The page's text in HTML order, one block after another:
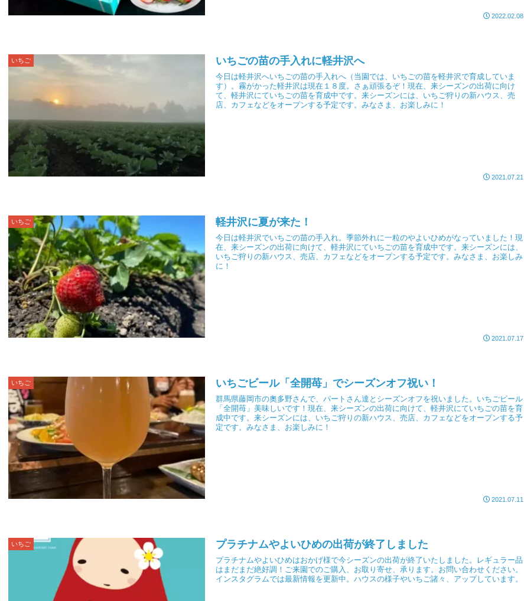
2022.02.08
いちご いちごの苗の手入れに軽井沢へ
今日は軽井沢へいちごの苗の手入れへ（当園では、いちごの苗を軽井沢で育成していま
す）。霧がかった軽井沢は現在１８度。さぁ頑張るぞ！現在、来シーズンの出荷に向け
て、軽井沢にていちごの苗を育成中です。来シーズンには、いちご狩りの新ハウス、売
店、カフェなどをオープンする予定です。みなさま、お楽しみに！
2021.07.21
いちご 軽井沢に夏が来た！
今日は軽井沢でいちごの苗の手入れ。季節外れに一粒のやよいひめがなっていました！現
在、来シーズンの出荷に向けて、軽井沢にていちごの苗を育成中です。来シーズンには、
いちご狩りの新ハウス、売店、カフェなどをオープンする予定です。みなさま、お楽しみ
に！
2021.07.17
いちご いちごビール「全開苺」でシーズンオフ祝い！
群馬県藤岡市の奧多野さんで、パートさん達とシーズンオフを祝いました。いちごビール
「全開苺」美味しいです！現在、来シーズンの出荷に向けて、軽井沢にていちごの苗を育
成中です。来シーズンには、いちご狩りの新ハウス、売店、カフェなどをオープンする予
定です。みなさま、お楽しみに！
2021.07.11
いちご プラチナムやよいひめの出荷が終了しました
プラチナムやよいひめはおかげ様で今シーズンの出荷が終了いたしました。レギュラー品
はまだまだ絶好調！ご来園でのご購入、お取り寄せ、承ります。お問い合わせください。
インスタグラムでは最新情報を更新中。ハウスの様子やいちご諸々、アップしています。